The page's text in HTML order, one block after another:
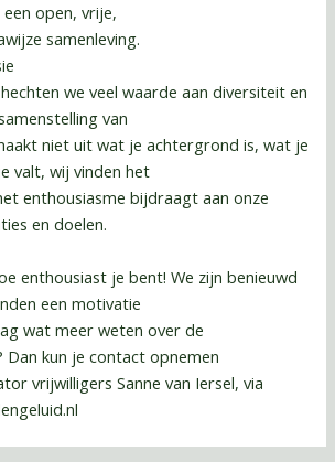
open, vrije,
samenleving.
we veel waarde aan diversiteit en
van
niet uit wat je achtergrond is, wat je
valt, wij vinden het
enthousiasme bijdraagt aan onze
en doelen.
enthousiast je bent! We zijn benieuwd
een motivatie
wat meer weten over de
Dan kun je contact opnemen
vrijwilligers Sanne van Iersel, via